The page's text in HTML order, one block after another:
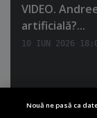
VIDEO.
artificială?...
10 IUN 2026
Nouă ne pasă ca